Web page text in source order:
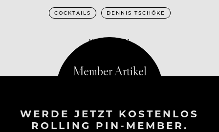
COCKTAILS DENNIS TSCHÖKE
MAI 19, 2021
WERDE JETZT KOSTENLOS
ROLLING PIN-MEMBER.